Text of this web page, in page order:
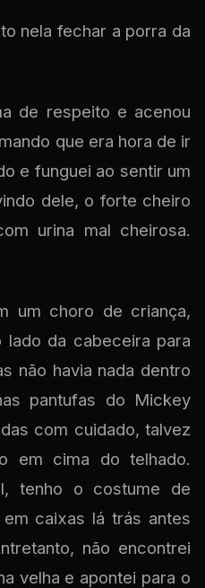
nela fechar a porra da
de respeito e acenou
que era hora de ir
e funguei ao sentir um
dele, o forte cheiro
urina mal cheirosa.
um choro de criança,
lado da cabeceira para
não havia nada dentro
pantufas do Mickey
com cuidado, talvez
em cima do telhado.
tenho o costume de
caixas lá trás antes
não encontrei
velha e apontei para o